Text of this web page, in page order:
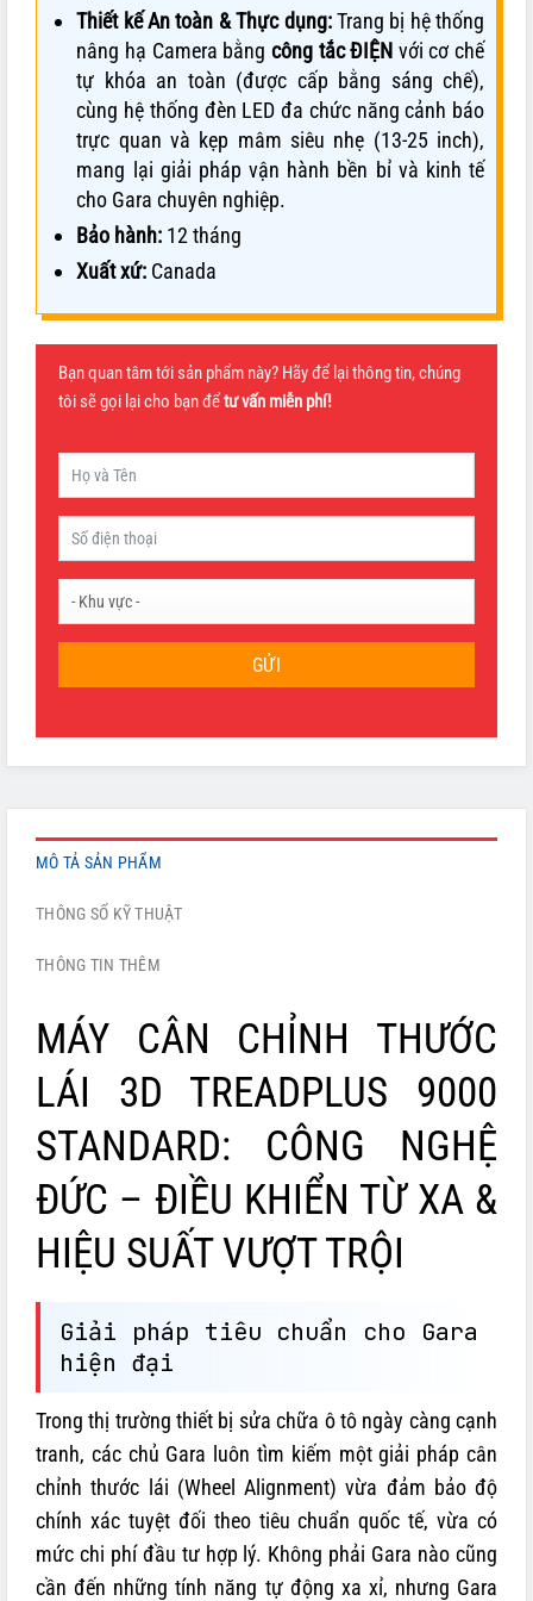
Thiết kế An toàn & Thực dụng:Trang bị hệ thống
nâng hạ Camera bằng công tắc ĐIỆN với cơ chế
tự khóa an toàn (được cấp bằng sáng chế),
cùng hệ thống đèn LED đa chức năng cảnh báo
trực quan và kẹp mâm siêu nhẹ (13-25 inch),
mang lại giải pháp vận hành bền bỉ và kinh tế
cho Gara chuyên nghiệp.
Bảo hành: 12 tháng
Xuất xứ: Canada
Bạn quan tâm tới sản phẩm này? Hãy để lại thông tin, chúng
tôi sẽ gọi lại cho bạn đểtư vấn miễn phí!
GỬI
MÔ TẢ SẢN PHẨM
THÔNG SỐ KỸ THUẬT
THÔNG TIN THÊM
MÁY CÂN CHỈNH THƯỚC
LÁI 3D TREADPLUS 9000
STANDARD: CÔNG NGHỆ
ĐỨC – ĐIỀU KHIỂN TỪ XA &
HIỆU SUẤT VƯỢT TRỘI
Giải pháp tiêu chuẩn cho Gara
hiện đại
Trong thị trường thiết bị sửa chữa ô tô ngày càng cạnh
tranh, các chủ Gara luôn tìm kiếm một giải pháp cân
chỉnh thước lái (Wheel Alignment) vừa đảm bảo độ
chính xác tuyệt đối theo tiêu chuẩn quốc tế, vừa có
mức chi phí đầu tư hợp lý. Không phải Gara nào cũng
cần đến những tính năng tự động xa xỉ, nhưng Gara